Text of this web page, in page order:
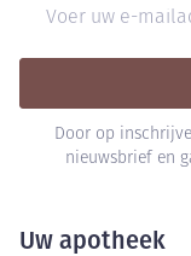
Door op
nieuwsbrief en
Uw apotheek